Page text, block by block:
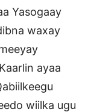
Yasogaay
waxay
ayaa
wiilka ugu